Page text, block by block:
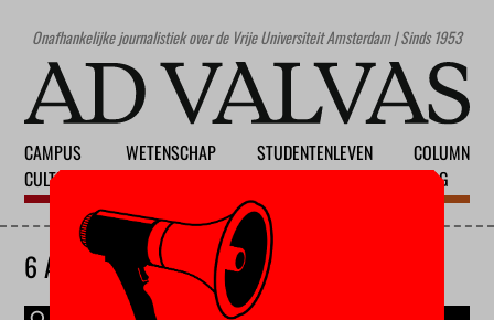
Onafhankelijke journalistiek over de Vrije Universiteit Amsterdam | Sinds 1953
CAMPUS
CULTUUR
WETENSCHAP
STUDENTENLEVEN
COLUMN
BLOG
6 AUGUSTUS 2026